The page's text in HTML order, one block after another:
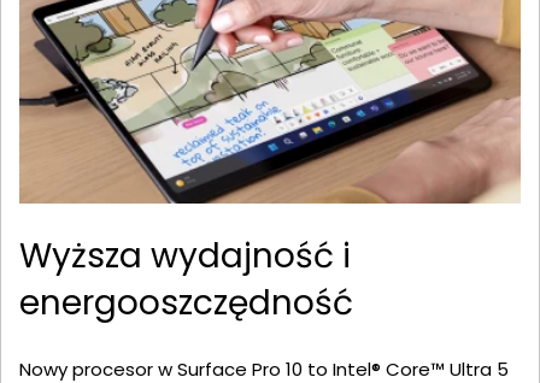
Wyższa wydajność i
energooszczędność
Nowy procesor w Surface Pro 10 to Intel® Core™ Ultra 5